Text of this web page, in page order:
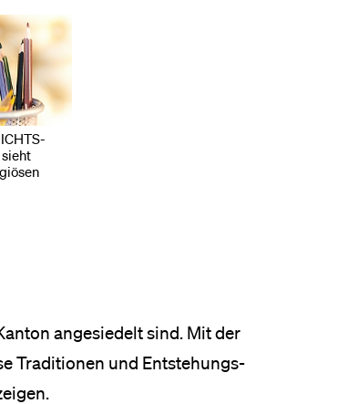
sieht
angesiedelt sind. Mit der
Traditionen und Entstehungs­